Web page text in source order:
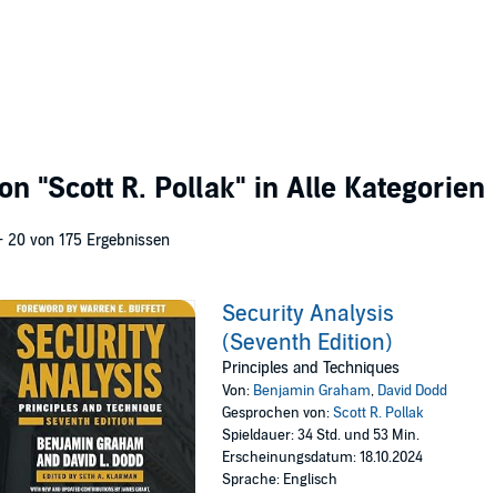
"Scott R. Pollak" in Alle Kategorien
20 von 175 Ergebnissen
Security Analysis
(Seventh Edition)
Principles and Techniques
Von: Benjamin Graham, David Dodd
Gesprochen von:Scott R. Pollak
Spieldauer: 34 Std. und 53 Min.
Erscheinungsdatum: 18.10.2024
Sprache: Englisch